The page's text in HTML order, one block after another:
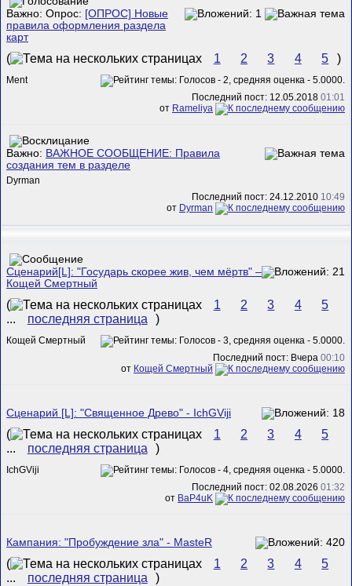
Важно: Опрос: [ОПРОС] Новые
правила оформления раздела
карт
( 1 2 3 4 5 )
Ment
Последний пост: 12.05.2018 01:01
от Rameliya
Важно: ВАЖНОЕ СООБЩЕНИЕ: Правила
создания тем в разделе
Dyrman
Последний пост: 24.12.2010 10:49
от Dyrman
Сценарий[L]: "Государь скорее жив, чем мёртв" –
Кощей Смертный
( 1 2 3 4
5
...
последняя страница )
Кощей Смертный
Последний пост: Вчера 00:10
от Кощей Смертный
Сценарий [L]: "Священное Древо" - IchGViji
( 1 2 3 4
5
...
последняя страница )
IchGViji
Последний пост: 02.08.2026 01:32
от BaP4uK
Кампания: "Пробуждение зла" - MasteR
( 1 2 3 4
5
...
последняя страница )